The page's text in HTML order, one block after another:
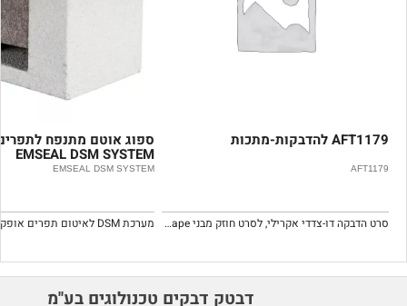
AFT1179 להדבקות-מתכות
AFT1179
סרט הדבקה דו-צדדי אקרילי, לסרט חוזק מבני Acrylic foam tape.
ספוג אוטם מתנפח
EMSEAL DSM SYSTEM
EMSEAL DSM SYSTEM
דבטק דבקים טכנולוגים בע''מ